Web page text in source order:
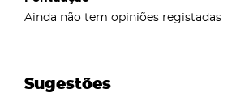
Ainda não tem opiniões registadas
Sugestões